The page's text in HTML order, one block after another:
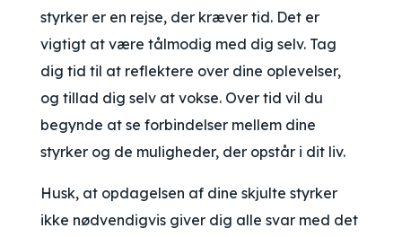
styrker er en rejse, der kræver tid. Det er
vigtigt at være tålmodig med dig selv. Tag
dig tid til at reflektere over dine oplevelser,
og tillad dig selv at vokse. Over tid vil du
begynde at se forbindelser mellem dine
styrker og de muligheder, der opstår i dit liv.
Husk, at opdagelsen af dine skjulte styrker
ikke nødvendigvis giver dig alle svar med det